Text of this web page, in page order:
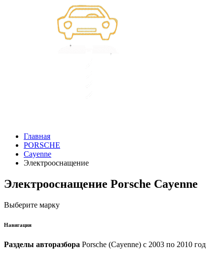
Главная
PORSCHE
Cayenne
Электрооснащение
Электрооснащение Porsche Cayenne
Выберите марку
Навигация
Разделы авторазбора Porsche (Cayenne) с 2003 по 2010 год